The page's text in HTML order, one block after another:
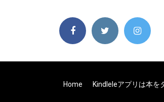
Home Kindleleアプリは本を